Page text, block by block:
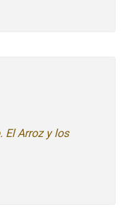
El Arroz y los